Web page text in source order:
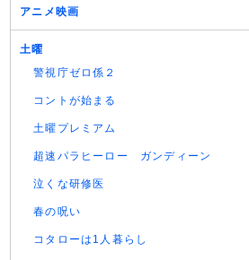
アニメ映画
土曜
警視庁ゼロ係２
コントが始まる
土曜プレミアム
超速パラヒーロー ガンディーン
泣くな研修医
春の呪い
コタローは1人暮らし